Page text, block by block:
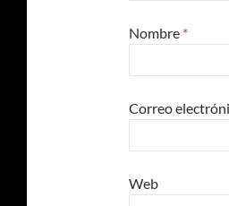
Nombre *
Correo
Web